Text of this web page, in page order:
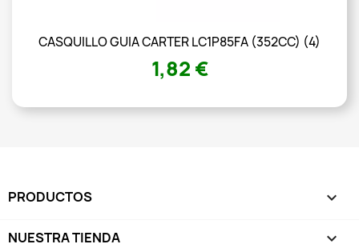
CASQUILLO GUIA CARTER LC1P85FA (352CC) (4)
1,82 €
PRODUCTOS 
NUESTRA TIENDA 